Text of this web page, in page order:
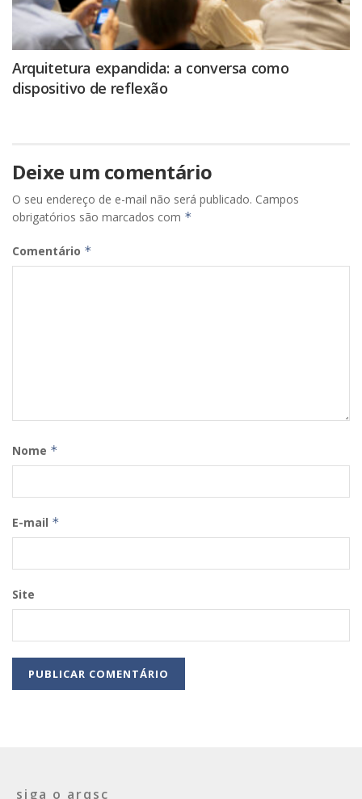
Arquitetura expandida: a conversa como
dispositivo de reflexão
Deixe um comentário
O seu endereço de e-mail não será publicado. Campos
obrigatórios são marcados com *
Comentário *
Nome *
E-mail *
Site
siga o arqsc